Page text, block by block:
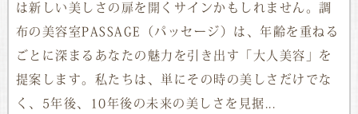
は新しい美しさの扉を開くサインかもしれません。調
布の美容室PASSAGE（パッセージ）は、年齢を重ねる
ごとに深まるあなたの魅力を引き出す「大人美容」を
提案します。私たちは、単にその時の美しさだけでな
く、5年後、10年後の未来の美しさを見据...